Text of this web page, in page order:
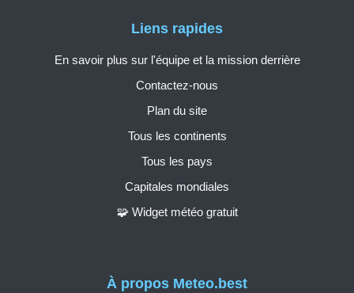
À propos Meteo.best
Liens rapides
En savoir plus sur l'équipe et la mission derrière
Contactez-nous
Plan du site
Tous les continents
Tous les pays
Capitales mondiales
🧩 Widget météo gratuit